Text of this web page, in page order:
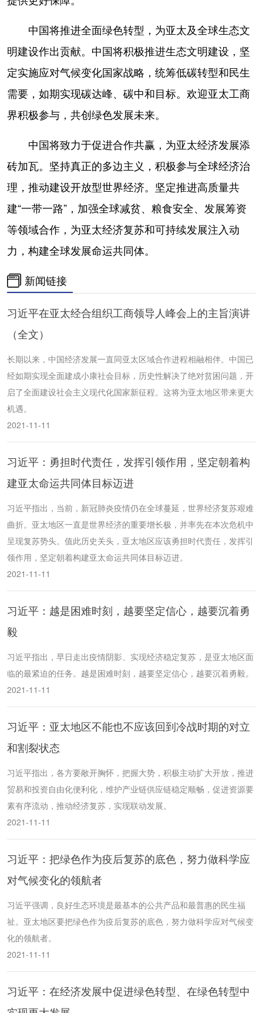
中国将推进全面绿色转型，为亚太及全球生态文
明建设作出贡献。中国将积极推进生态文明建设，坚
定实施应对气候变化国家战略，统筹低碳转型和民生
需要，如期实现碳达峰、碳中和目标。欢迎亚太工商
界积极参与，共创绿色发展未来。
中国将致力于促进合作共赢，为亚太经济发展添
砖加瓦。坚持真正的多边主义，积极参与全球经济治
理，推动建设开放型世界经济。坚定推进高质量共
建“一带一路”，加强全球减贫、粮食安全、发展筹资
等领域合作，为亚太经济复苏和可持续发展注入动
力，构建全球发展命运共同体。
新闻链接
习近平在亚太经合组织工商领导人峰会上的主旨演讲
（全文）
长期以来，中国经济发展一直同亚太区域合作进程相融相伴。中国已
经如期实现全面建成小康社会目标，历史性解决了绝对贫困问题，开
启了全面建设社会主义现代化国家新征程。这将为亚太地区带来更大
机遇。
2021-11-11
习近平：勇担时代责任，发挥引领作用，坚定朝着构
建亚太命运共同体目标迈进
习近平指出，当前，新冠肺炎疫情仍在全球蔓延，世界经济复苏艰难
曲折。亚太地区一直是世界经济的重要增长极，并率先在本次危机中
呈现复苏势头。值此历史关头，亚太地区应该勇担时代责任，发挥引
领作用，坚定朝着构建亚太命运共同体目标迈进。
2021-11-11
习近平：越是困难时刻，越要坚定信心，越要沉着勇
毅
习近平指出，早日走出疫情阴影、实现经济稳定复苏，是亚太地区面
临的最紧迫的任务。越是困难时刻，越要坚定信心，越要沉着勇毅。
2021-11-11
习近平：亚太地区不能也不应该回到冷战时期的对立
和割裂状态
习近平指出，各方要敞开胸怀，把握大势，积极主动扩大开放，推进
贸易和投资自由化便利化，维护产业链供应链稳定顺畅，促进资源要
素有序流动，推动经济复苏，实现联动发展。
2021-11-11
习近平：把绿色作为疫后复苏的底色，努力做科学应
对气候变化的领航者
习近平强调，良好生态环境是最基本的公共产品和最普惠的民生福
祉。亚太地区要把绿色作为疫后复苏的底色，努力做科学应对气候变
化的领航者。
2021-11-11
习近平：在经济发展中促进绿色转型、在绿色转型中